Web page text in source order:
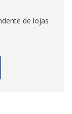
de lojas